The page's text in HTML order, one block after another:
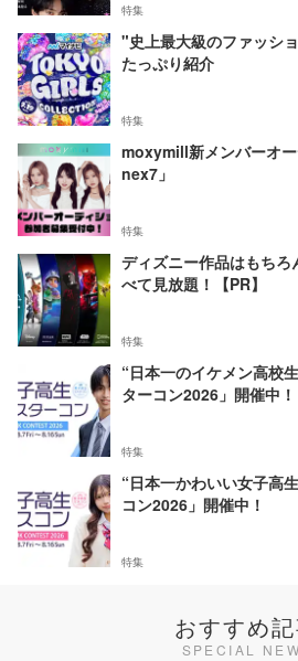
特集
"史上最大級のファッシ
たっぷり紹介
特集
moxymill新メンバーオ
nex7」
特集
ディズニー作品はもち
べて見放題！【PR】
特集
“日本一のイケメン高校
ターコン2026」開催中！
特集
“日本一かわいい女子高
コン2026」開催中！
特集
おすすめ
SPECIAL